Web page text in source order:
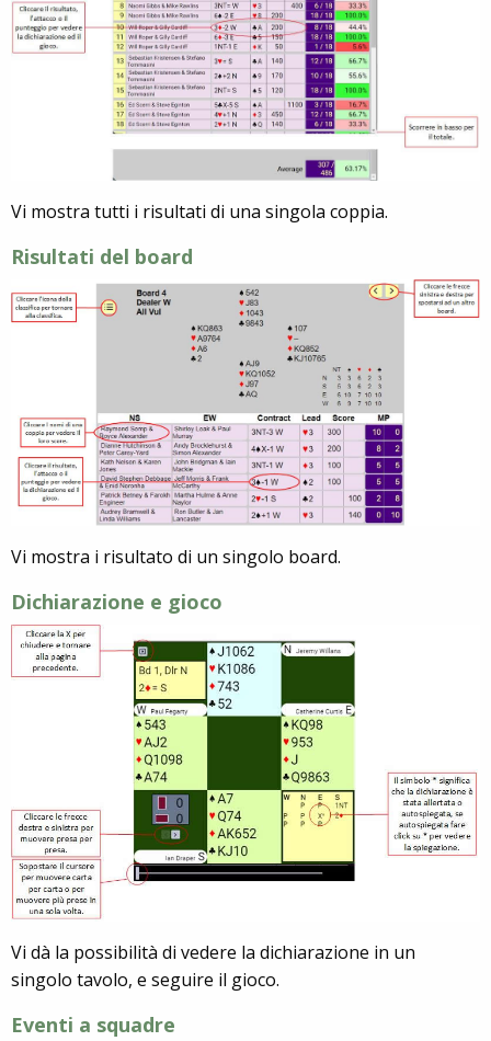
Vi mostra tutti i risultati di una singola coppia.
Risultati del board
Vi mostra i risultato di un singolo board.
Dichiarazione e gioco
Vi dà la possibilità di vedere la dichiarazione in un
singolo tavolo, e seguire il gioco.
Eventi a squadre